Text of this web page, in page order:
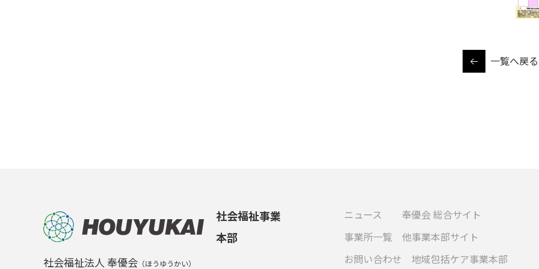
一覧へ戻る
社会福祉事業
本部
社会福祉法人 奉優会 （ほうゆうかい）
ニュース
事業所一覧
お問い合わせ
奉優会 総合サイト
他事業本部サイト
地域包括ケア事業本部